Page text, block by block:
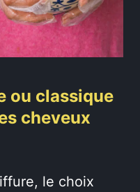
ou classique
cheveux
le choix